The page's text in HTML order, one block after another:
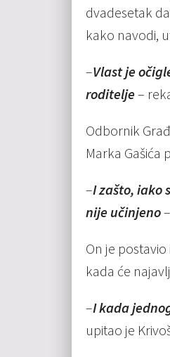
dvadesetak
kako navodi,
–Vlast je
roditelje–
Odbornik
Marka Gašića
–I zašto, iako
nije učinjeno
On je
kada će
–I kada
upitao je